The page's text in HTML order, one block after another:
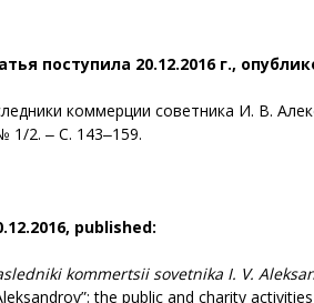
поступила 20.12.2016 г.,
коммерции советника И. В.
1/2. ‒ С. 143‒159.
published:
kommertsii sovetnika I. V.
the public and charity